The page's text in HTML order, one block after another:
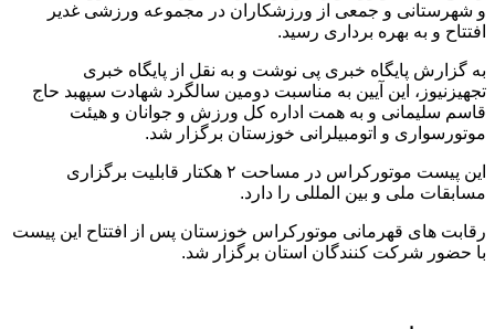
و شهرستانی و جمعی از ورزشکاران در مجموعه ورزشی غدیر
افتتاح و به بهره برداری رسید.
به گزارش پایگاه خبری پی نوشت و به نقل از پایگاه خبری
تجهیزنیوز، این آیین به مناسبت دومین سالگرد شهادت سپهبد حاج
قاسم سلیمانی و به همت اداره کل ورزش و جوانان و هیئت
موتورسواری و اتومبیلرانی خوزستان برگزار شد.
این پیست موتورکراس در مساحت ۲ هکتار قابلیت برگزاری
مسابقات ملی و بین المللی را دارد.
رقابت های قهرمانی موتورکراس خوزستان پس از افتتاح این پیست
با حضور شرکت کنندگان استان برگزار شد.